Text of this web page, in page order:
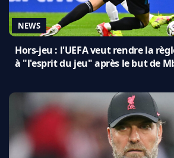
NEWS
Hors-jeu : l'UEFA veut rendre la
à "l'esprit du jeu" après le but de